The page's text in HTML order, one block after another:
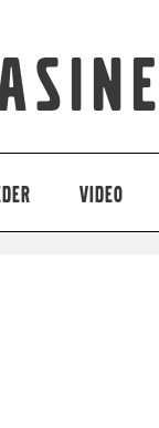
VIDEO